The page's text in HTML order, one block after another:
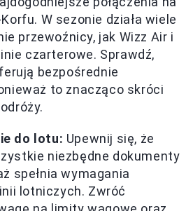
W sezonie działa wiele
przewoźnicy, jak Wizz Air i
czarterowe. Sprawdź,
bezpośrednie
to znacząco skróci
do lotu: Upewnij się, że
niezbędne dokumenty
spełnia wymagania
lotniczych. Zwróć